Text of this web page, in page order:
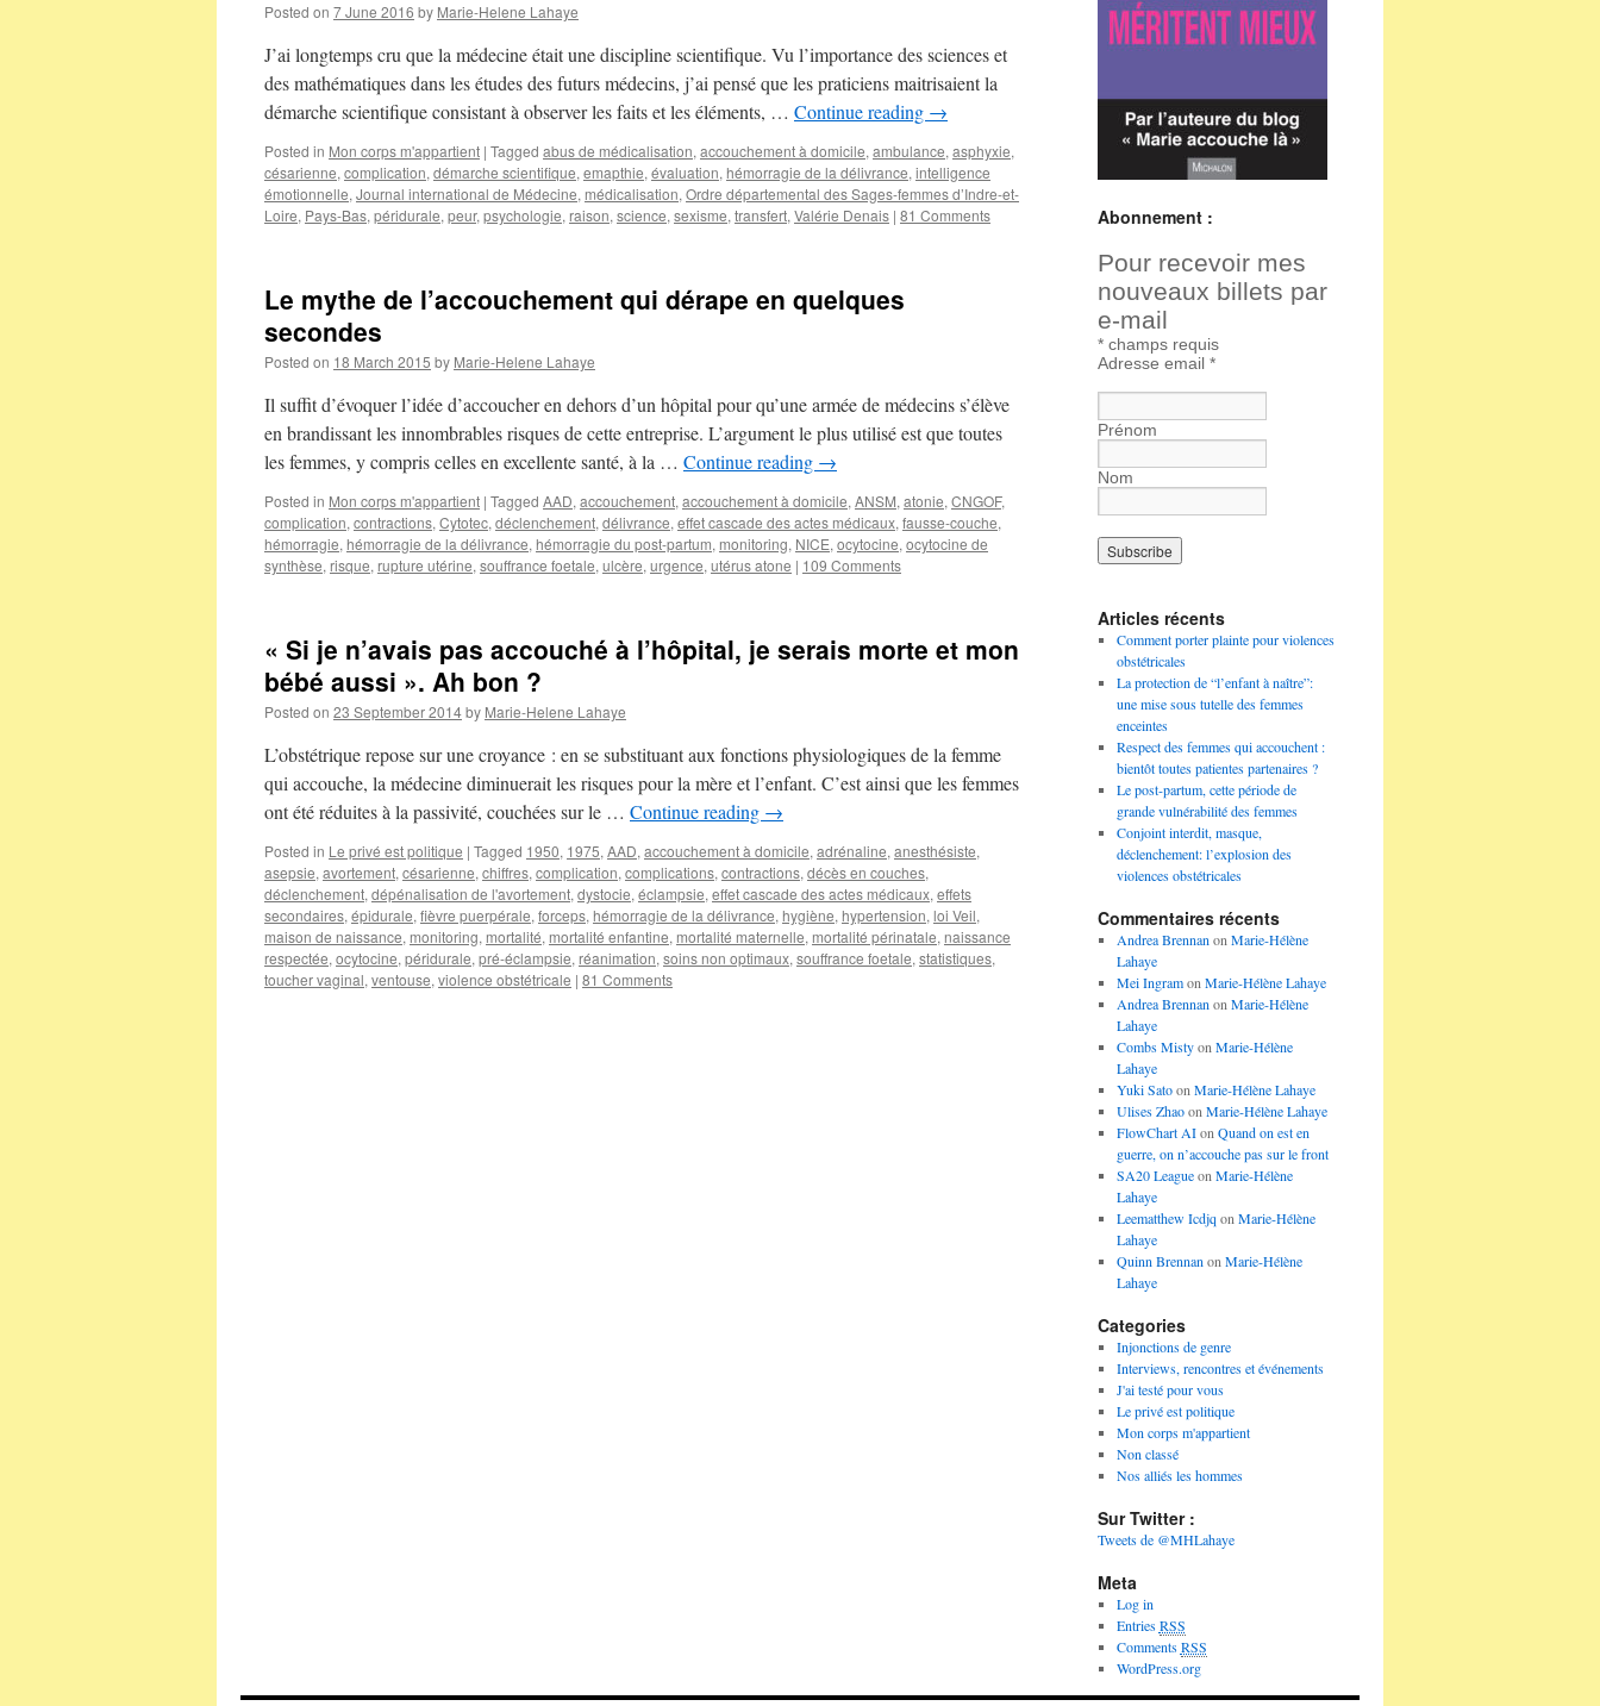
Posted on 7 June 2016 by Marie-Helene Lahaye
J’ai longtemps cru que la médecine était une discipline scientifique. Vu l’importance des sciences et
des mathématiques dans les études des futurs médecins, j’ai pensé que les praticiens maitrisaient la
démarche scientifique consistant à observer les faits et les éléments, … Continue reading →
Posted in Mon corps m'appartient | Tagged abus de médicalisation, accouchement à domicile, ambulance, asphyxie,
césarienne, complication, démarche scientifique, emapthie, évaluation, hémorragie de la délivrance, intelligence
émotionnelle, Journal international de Médecine, médicalisation, Ordre départemental des Sages-femmes d’Indre-et-
Loire, Pays-Bas, péridurale, peur, psychologie, raison, science, sexisme, transfert, Valérie Denais | 81 Comments
Le mythe de l’accouchement qui dérape en quelques
secondes
Posted on 18 March 2015 by Marie-Helene Lahaye
Il suffit d’évoquer l’idée d’accoucher en dehors d’un hôpital pour qu’une armée de médecins s’élève
en brandissant les innombrables risques de cette entreprise. L’argument le plus utilisé est que toutes
les femmes, y compris celles en excellente santé, à la … Continue reading →
Posted in Mon corps m'appartient | Tagged AAD, accouchement, accouchement à domicile, ANSM, atonie, CNGOF,
complication, contractions, Cytotec, déclenchement, délivrance, effet cascade des actes médicaux, fausse-couche,
hémorragie, hémorragie de la délivrance, hémorragie du post-partum, monitoring, NICE, ocytocine, ocytocine de
synthèse, risque, rupture utérine, souffrance foetale, ulcère, urgence, utérus atone | 109 Comments
« Si je n’avais pas accouché à l’hôpital, je serais morte et mon
bébé aussi ». Ah bon ?
Posted on 23 September 2014by Marie-Helene Lahaye
L’obstétrique repose sur une croyance : en se substituant aux fonctions physiologiques de la femme
qui accouche, la médecine diminuerait les risques pour la mère et l’enfant. C’est ainsi que les femmes
ont été réduites à la passivité, couchées sur le … Continue reading →
Posted in Le privé est politique | Tagged 1950, 1975, AAD, accouchement à domicile, adrénaline, anesthésiste,
asepsie, avortement, césarienne, chiffres, complication, complications, contractions, décès en couches,
déclenchement, dépénalisation de l'avortement, dystocie, éclampsie, effet cascade des actes médicaux, effets
secondaires, épidurale, fièvre puerpérale, forceps, hémorragie de la délivrance, hygiène, hypertension, loi Veil,
maison de naissance, monitoring, mortalité, mortalité enfantine, mortalité maternelle, mortalité périnatale, naissance
respectée, ocytocine, péridurale, pré-éclampsie, réanimation, soins non optimaux, souffrance foetale, statistiques,
toucher vaginal, ventouse, violence obstétricale | 81 Comments
Abonnement :
Pour recevoir mes
nouveaux billets par
e-mail
* champs requis
Adresse email *
Prénom
Nom
Articles récents
Comment porter plainte pour violences
obstétricales
La protection de “l’enfant à naître”:
une mise sous tutelle des femmes
enceintes
Respect des femmes qui accouchent :
bientôt toutes patientes partenaires ?
Le post-partum, cette période de
grande vulnérabilité des femmes
Conjoint interdit, masque,
déclenchement: l’explosion des
violences obstétricales
Commentaires récents
Andrea Brennan on Marie-Hélène
Lahaye
Mei Ingramon Marie-Hélène Lahaye
Andrea Brennan on Marie-Hélène
Lahaye
Combs Mistyon Marie-Hélène
Lahaye
Yuki Satoon Marie-Hélène Lahaye
Ulises Zhaoon Marie-Hélène Lahaye
FlowChart AIon Quand on est en
guerre, on n’accouche pas sur le front
SA20 Leagueon Marie-Hélène
Lahaye
Leematthew Icdjq on Marie-Hélène
Lahaye
Quinn Brennan on Marie-Hélène
Lahaye
Categories
Injonctions de genre
Interviews, rencontres et événements
J'ai testé pour vous
Le privé est politique
Mon corps m'appartient
Non classé
Nos alliés les hommes
Sur Twitter :
Tweets de @MHLahaye
Meta
Log in
EntriesRSS
CommentsRSS
WordPress.org